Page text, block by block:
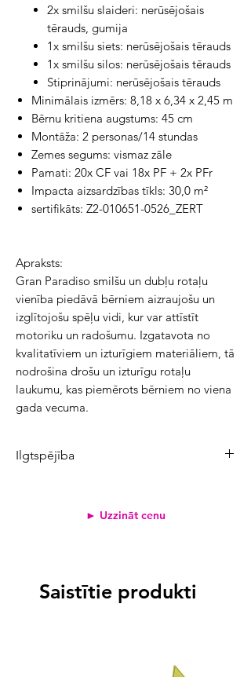
2x smilšu slaideri: nerūsējošais
tērauds, gumija
1x smilšu siets: nerūsējošais tērauds
1x smilšu silos: nerūsējošais tērauds
Stiprinājumi: nerūsējošais tērauds
Minimālais izmērs: 8,18 x 6,34 x 2,45 m
Bērnu kritiena augstums: 45 cm
Montāža: 2 personas/14 stundas
Zemes segums: vismaz zāle
Pamati: 20x CF vai 18x PF + 2x PFr
Impacta aizsardzības tīkls: 30,0 m²
sertifikāts: Z2-010651-0526_ZERT
Apraksts:
Gran Paradiso smilšu un dubļu rotaļu
vienība piedāvā bērniem aizraujošu un
izglītojošu spēļu vidi, kur var attīstīt
motoriku un radošumu. Izgatavota no
kvalitatīviem un izturīgiem materiāliem, tā
nodrošina drošu un izturīgu rotaļu
laukumu, kas piemērots bērniem no viena
gada vecuma.
Ilgtspējība
Pārstrādāto materiālu īpatsvars:
2-3
► Uzzināt cenu
Saistītie produkti